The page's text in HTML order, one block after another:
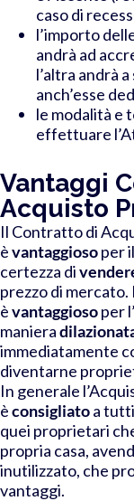
caso di
l’importo
andrà ad
l’altra andrà
anch’esse
le modalità e
effettuare
Vantaggi
Acquisto
Il Contratto di
èvantaggiosoper il
certezza di
prezzo di mercato.
èvantaggiosoper l’
maniera
immediatamente
diventarne
In generale
èconsigliatoa
quei proprietari
propria casa,
inutilizzato, che
vantaggi.